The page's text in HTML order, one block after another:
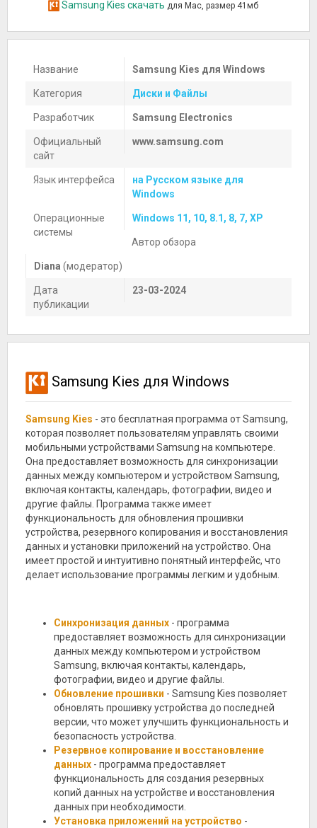
Samsung Kies скачать для Mac, размер 41мб
Название Samsung Kies для Windows
Категория Диски и Файлы
Разработчик Samsung Electronics
Официальный
сайт
www.samsung.com
Язык интерфейса
на Русском языке для
Windows
Операционные
системы
Windows 11, 10, 8.1, 8, 7, XP
Автор обзора
Diana (модератор)
Дата
публикации
23-03-2024
Samsung Kies для Windows
Samsung Kies - это бесплатная программа от Samsung,
которая позволяет пользователям управлять своими
мобильными устройствами Samsung на компьютере.
Она предоставляет возможность для синхронизации
данных между компьютером и устройством Samsung,
включая контакты, календарь, фотографии, видео и
другие файлы. Программа также имеет
функциональность для обновления прошивки
устройства, резервного копирования и восстановления
данных и установки приложений на устройство. Она
имеет простой и интуитивно понятный интерфейс, что
делает использование программы легким и удобным.
Синхронизация данных - программа
предоставляет возможность для синхронизации
данных между компьютером и устройством
Samsung, включая контакты, календарь,
фотографии, видео и другие файлы.
Обновление прошивки - Samsung Kies позволяет
обновлять прошивку устройства до последней
версии, что может улучшить функциональность и
безопасность устройства.
Резервное копирование и восстановление
данных - программа предоставляет
функциональность для создания резервных
копий данных на устройстве и восстановления
данных при необходимости.
Установка приложений на устройство -